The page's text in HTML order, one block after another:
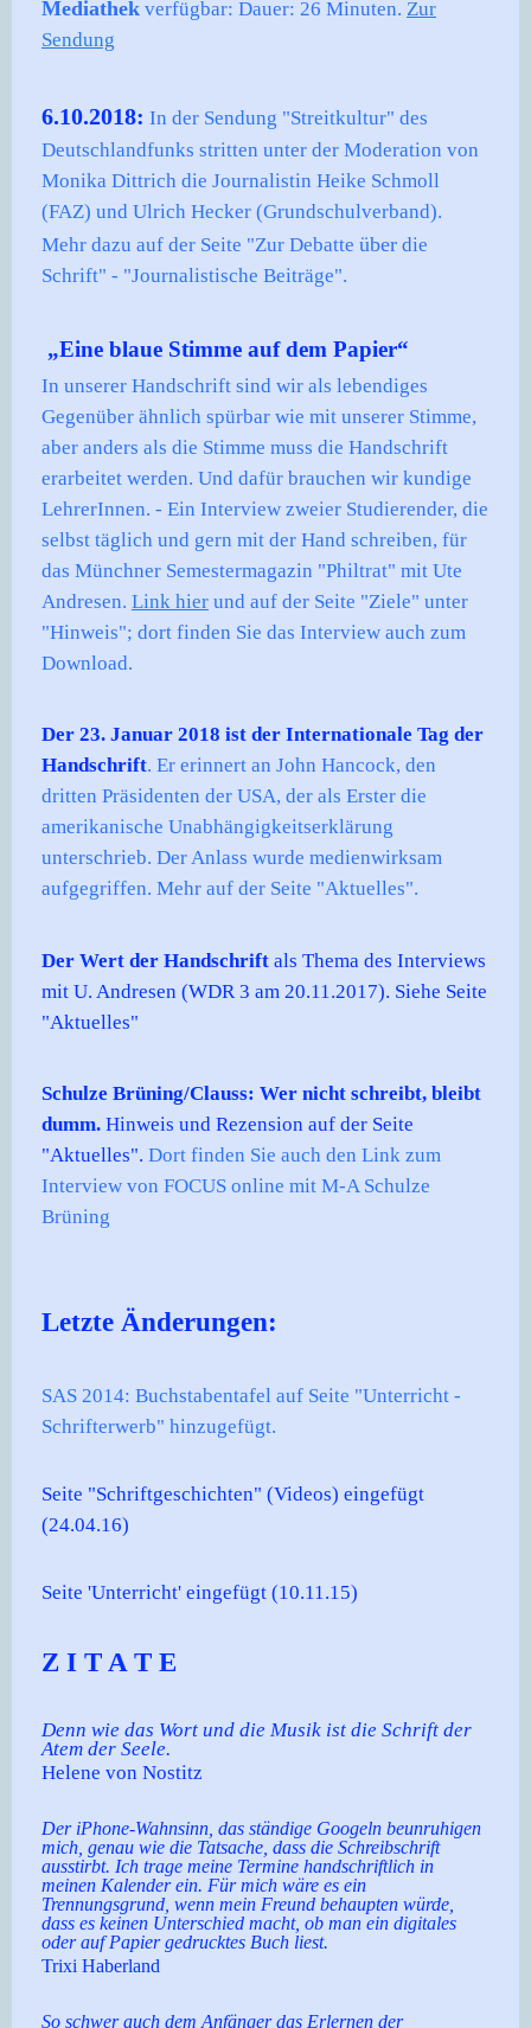
Mediathek verfügbar: Dauer: 26 Minuten. Zur
Sendung
6.10.2018: In der Sendung "Streitkultur" des
Deutschlandfunks stritten unter der Moderation von
Monika Dittrich die Journalistin Heike Schmoll
(FAZ) und Ulrich Hecker (Grundschulverband).
Mehr dazu auf der Seite "Zur Debatte über die
Schrift" - "Journalistische Beiträge".
„Eine blaue Stimme auf dem Papier“
In unserer Handschrift sind wir als lebendiges
Gegenüber ähnlich spürbar wie mit unserer Stimme,
aber anders als die Stimme muss die Handschrift
erarbeitet werden. Und dafür brauchen wir kundige
LehrerInnen. - Ein Interview zweier Studierender, die
selbst täglich und gern mit der Hand schreiben, für
das Münchner Semestermagazin "Philtrat" mit Ute
Andresen. Link hier und auf der Seite "Ziele" unter
"Hinweis"; dort finden Sie das Interview auch zum
Download.
Der 23. Januar 2018 ist der Internationale Tag der
Handschrift. Er erinnert an John Hancock, den
dritten Präsidenten der USA, der als Erster die
amerikanische Unabhängigkeitserklärung
unterschrieb. Der Anlass wurde medienwirksam
aufgegriffen. Mehr auf der Seite "Aktuelles".
Der Wert der Handschrift als Thema des Interviews
mit U. Andresen (WDR 3 am 20.11.2017). Siehe Seite
"Aktuelles"
Schulze Brüning/Clauss: Wer nicht schreibt, bleibt
dumm. Hinweis und Rezension auf der Seite
"Aktuelles". Dort finden Sie auch den Link zum
Interview von FOCUS online mit M-A Schulze
Brüning
Letzte Änderungen:
SAS 2014: Buchstabentafel auf Seite "Unterricht -
Schrifterwerb" hinzugefügt.
Seite "Schriftgeschichten" (Videos) eingefügt
(24.04.16)
Seite 'Unterricht' eingefügt (10.11.15)
Z I T A T E
Denn wie das Wort und die Musik ist die Schrift der
Atem der Seele.
Helene von Nostitz
Der iPhone-Wahnsinn, das ständige Googeln beunruhigen
mich, genau wie die Tatsache, dass die Schreibschrift
ausstirbt. Ich trage meine Termine handschriftlich in
meinen Kalender ein. Für mich wäre es ein
Trennungsgrund, wenn mein Freund behaupten würde,
dass es keinen Unterschied macht, ob man ein digitales
oder auf Papier gedrucktes Buch liest.
Trixi Haberland
So schwer auch dem Anfänger das Erlernen der